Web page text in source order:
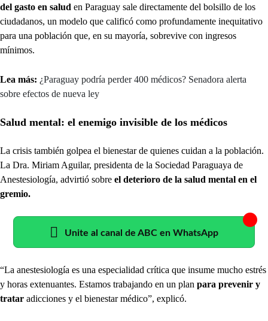
del gasto en salud en Paraguay sale directamente del bolsillo de los
ciudadanos, un modelo que calificó como profundamente inequitativo
para una población que, en su mayoría, sobrevive con ingresos
mínimos.
Lea más: ¿Paraguay podría perder 400 médicos? Senadora alerta
sobre efectos de nueva ley
Salud mental: el enemigo invisible de los médicos
La crisis también golpea el bienestar de quienes cuidan a la población.
La Dra. Miriam Aguilar, presidenta de la Sociedad Paraguaya de
Anestesiología, advirtió sobre el deterioro de la salud mental en el
gremio.
Unite al canal de ABC en WhatsApp
“La anestesiología es una especialidad crítica que insume mucho estrés
y horas extenuantes. Estamos trabajando en un plan para prevenir y
tratar adicciones y el bienestar médico”, explicó.